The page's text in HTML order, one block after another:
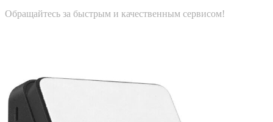
Обращайтесь за быстрым и качественным сервисом!